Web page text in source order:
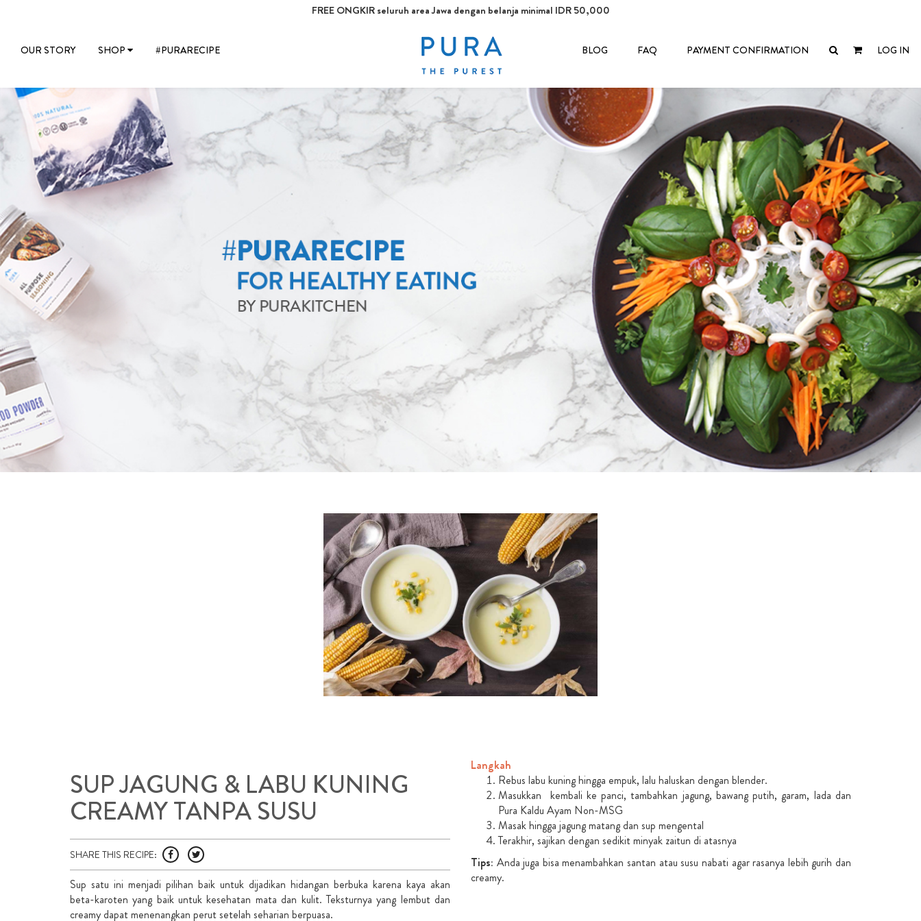
FREE ONGKIR seluruh area Jawa dengan belanja minimal IDR 50,000
OUR STORY SHOP #PURARECIPE BLOG FAQ PAYMENT CONFIRMATION LOG IN
SUP JAGUNG & LABU KUNING
CREAMY TANPA SUSU
SHARE THIS RECIPE:
Sup satu ini menjadi pilihan baik untuk dijadikan hidangan berbuka karena kaya akan
beta-karoten yang baik untuk kesehatan mata dan kulit. Teksturnya yang lembut dan
creamy dapat menenangkan perut setelah seharian berpuasa.
Langkah
Rebus labu kuning hingga empuk, lalu haluskan dengan blender.
Masukkan kembali ke panci, tambahkan jagung, bawang putih, garam, lada dan
Pura Kaldu Ayam Non-MSG
Masak hingga jagung matang dan sup mengental
Terakhir, sajikan dengan sedikit minyak zaitun di atasnya
Tips: Anda juga bisa menambahkan santan atau susu nabati agar rasanya lebih gurih dan
creamy.